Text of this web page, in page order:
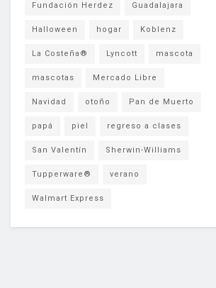
Fundación Herdez Guadalajara
Halloween hogar Koblenz
La Costeña® Lyncott mascota
mascotas Mercado Libre
Navidad otoño Pan de Muerto
papá piel regreso a clases
San Valentín Sherwin-Williams
Tupperware® verano
Walmart Express